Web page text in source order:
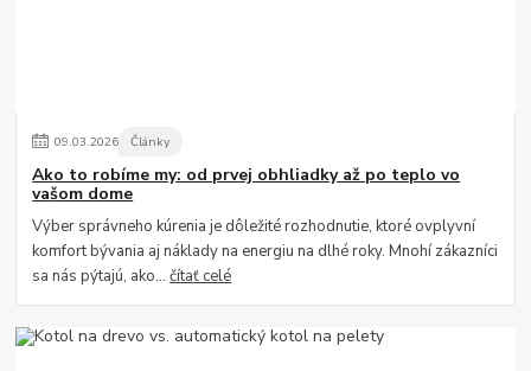
09.03.2026 Články
Ako to robíme my: od prvej obhliadky až po teplo vo
vašom dome
Výber správneho kúrenia je dôležité rozhodnutie, ktoré ovplyvní
komfort bývania aj náklady na energiu na dlhé roky. Mnohí zákazníci
sa nás pýtajú, ako...čítať celé